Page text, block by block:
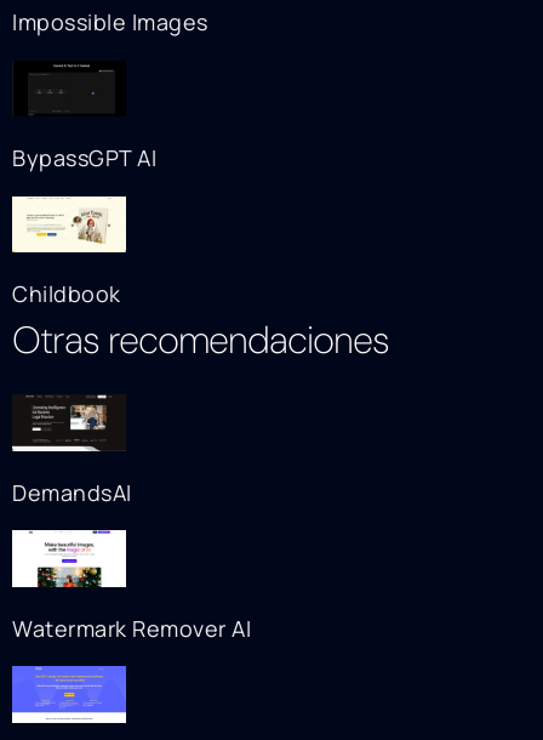
Impossible Images
BypassGPT AI
Childbook
Otras recomendaciones
DemandsAI
Watermark Remover AI